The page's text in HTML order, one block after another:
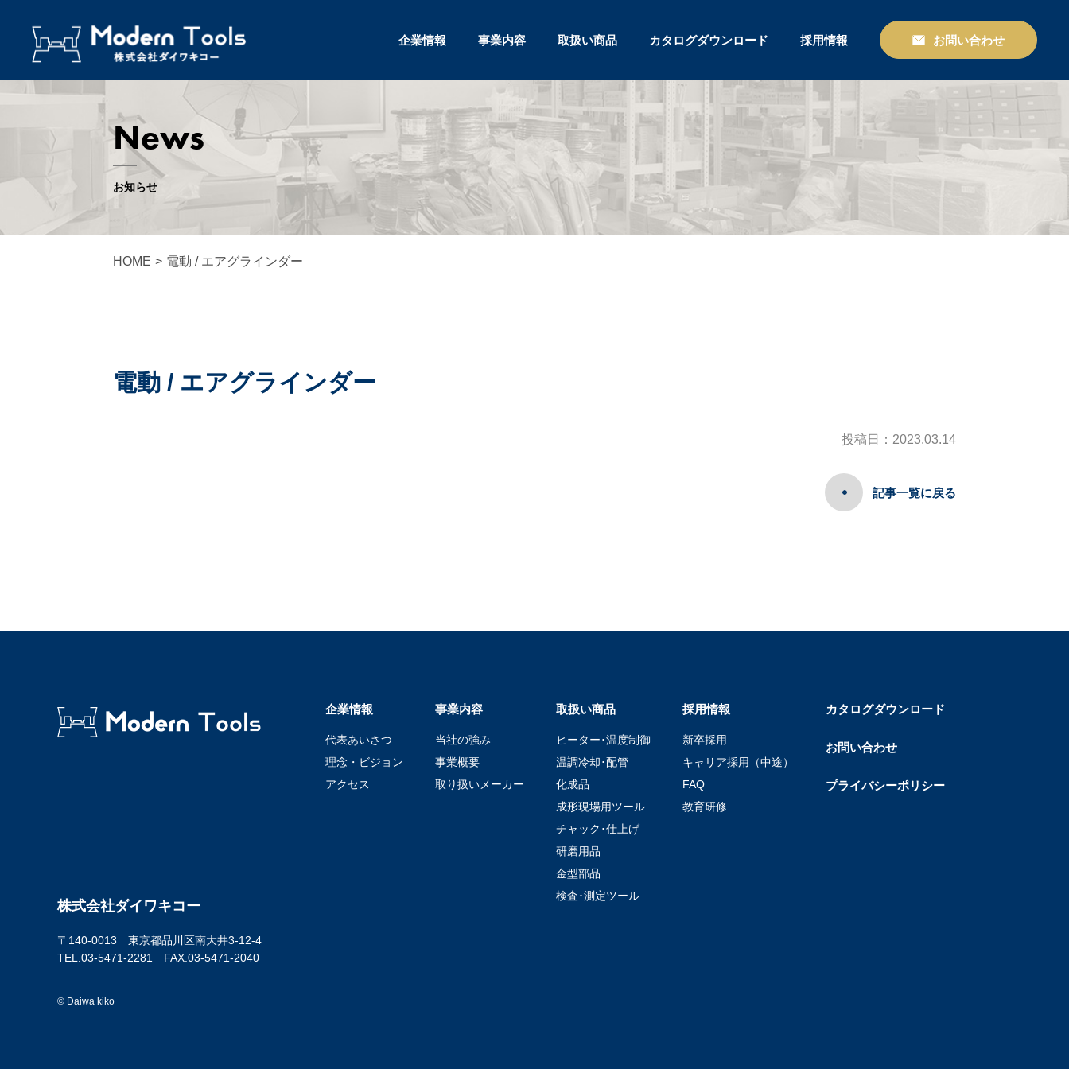
企業情報 事業内容 取扱い商品 カタログダウンロード 採用情報 お問い合わせ
News
お知らせ
HOME > 電動 / エアグラインダー
電動 / エアグラインダー
投稿日：2023.03.14
記事一覧に戻る
株式会社ダイワキコー
〒140-0013 東京都品川区南大井3-12-4
TEL.03-5471-2281 FAX.03-5471-2040
© Daiwa kiko
企業情報
代表あいさつ
理念・ビジョン
アクセス
事業内容
当社の強み
事業概要
取り扱いメーカー
取扱い商品
ヒーター･温度制御
温調冷却･配管
化成品
成形現場用ツール
チャック･仕上げ
研磨用品
金型部品
検査･測定ツール
採用情報
新卒採用
キャリア採用（中途）
FAQ
教育研修
カタログダウンロード
お問い合わせ
プライバシーポリシー